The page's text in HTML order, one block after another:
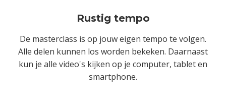
Rustig tempo
De masterclass is op jouw eigen tempo te volgen.
Alle delen kunnen los worden bekeken. Daarnaast
kun je alle video's kijken op je computer, tablet en
smartphone.